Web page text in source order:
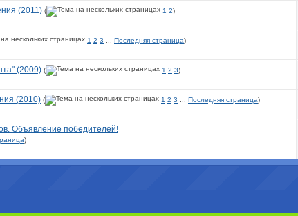
(2011) ( 1 2)
1 2 3 Последняя страница)
(2009) ( 1 2 3)
(2010) ( 1 2 3 Последняя страница)
Объявление победителей!
)